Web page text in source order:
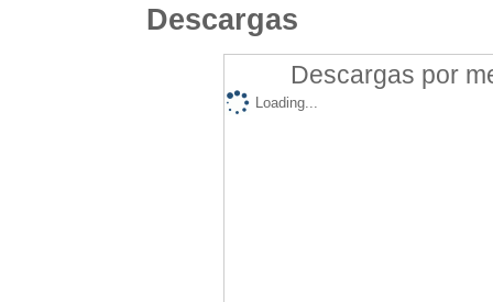
Descargas
Descargas por
Loading...